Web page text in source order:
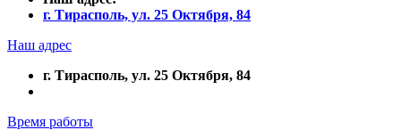
г. Тирасполь, ул. 25 Октября, 84
Наш адрес
г. Тирасполь, ул. 25 Октября, 84
Время работы